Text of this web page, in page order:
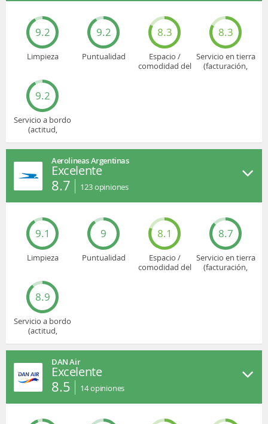
9.2
Limpieza
9.2
Puntualidad
8.3
Espacio /
comodidad del
8.3
Servicio en tierra
(facturación,
9.2
Servicio a bordo
(actitud,
Aerolineas Argentinas
Excelente
8.7 123opiniones
9.1
Limpieza
9
Puntualidad
8.1
Espacio /
comodidad del
8.7
Servicio en tierra
(facturación,
8.9
Servicio a bordo
(actitud,
DAN Air
Excelente
8.5 14opiniones